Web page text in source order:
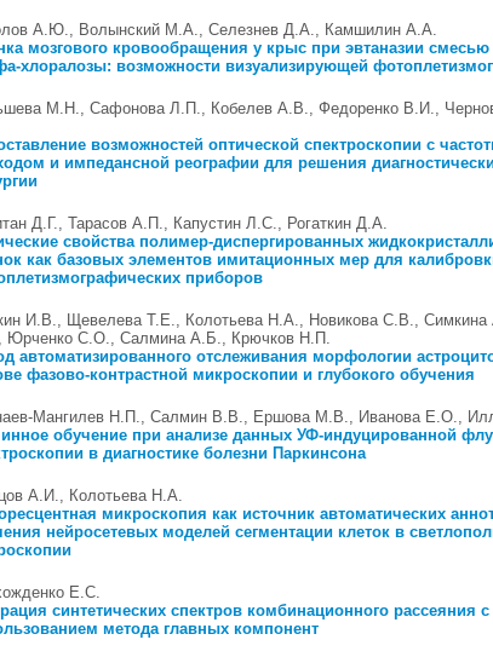
А.Ю., Волынский М.А., Селезнев Д.А., Камшилин А.А.
мозгового кровообращения у крыс при эвтаназии смесью
хлоралозы: возможности визуализирующей
М.Н., Сафонова Л.П., Кобелев А.В., Федоренко В.И.,
возможностей оптической спектроскопии с
и импедансной реографии для решения
Д.Г., Тарасов А.П., Капустин Л.С., Рогаткин Д.А.
свойства полимер-диспергированных
как базовых элементов имитационных мер для
приборов
И.В., Щевелева Т.Е., Колотьева Н.А., Новикова С.В., Симкина
Юрченко С.О., Салмина А.Б., Крючков Н.П.
автоматизированного отслеживания морфологии
фазово-контрастной микроскопии и глубокого обучения
Мангилев Н.П., Салмин В.В., Ершова М.В., Иванова Е.О.,
обучение при анализе данных УФ-индуцированной
в диагностике болезни Паркинсона
А.И., Колотьева Н.А.
микроскопия как источник автоматических
нейросетевых моделей сегментации клеток в
Е.С.
синтетических спектров комбинационного рассеяния с
метода главных компонент